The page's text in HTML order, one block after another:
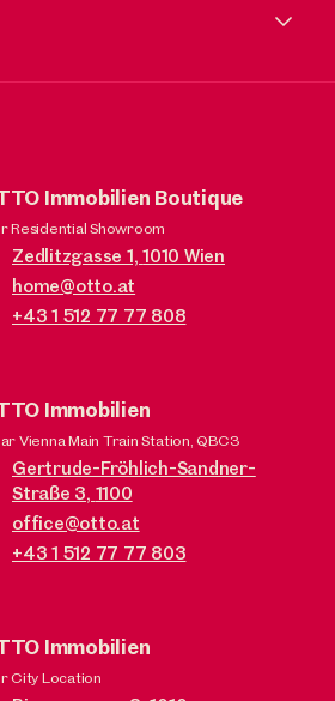
Immobilien Boutique
Residential Showroom
Zedlitzgasse 1,1010 Wien
home@otto.at
+43 1 512 77 77 808
Immobilien
Vienna Main Train Station, QBC3
Gertrude-Fröhlich-Sandner-
Straße 3, 1100
office@otto.at
+43 1 512 77 77 803
Immobilien
City Location